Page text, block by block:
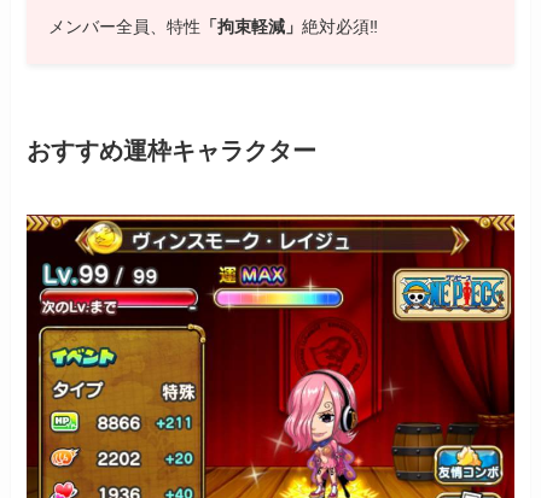
メンバー全員、特性 「拘束軽減」絶対必須‼
おすすめ運枠キャラクター